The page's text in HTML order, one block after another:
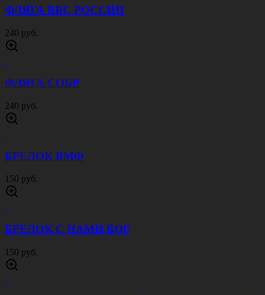
ФЛЯГА ВВС РОССИИ
240 руб.
ФЛЯГА СОБР
240 руб.
БРЕЛОК ВМФ
150 руб.
БРЕЛОК С НАМИ БОГ
150 руб.